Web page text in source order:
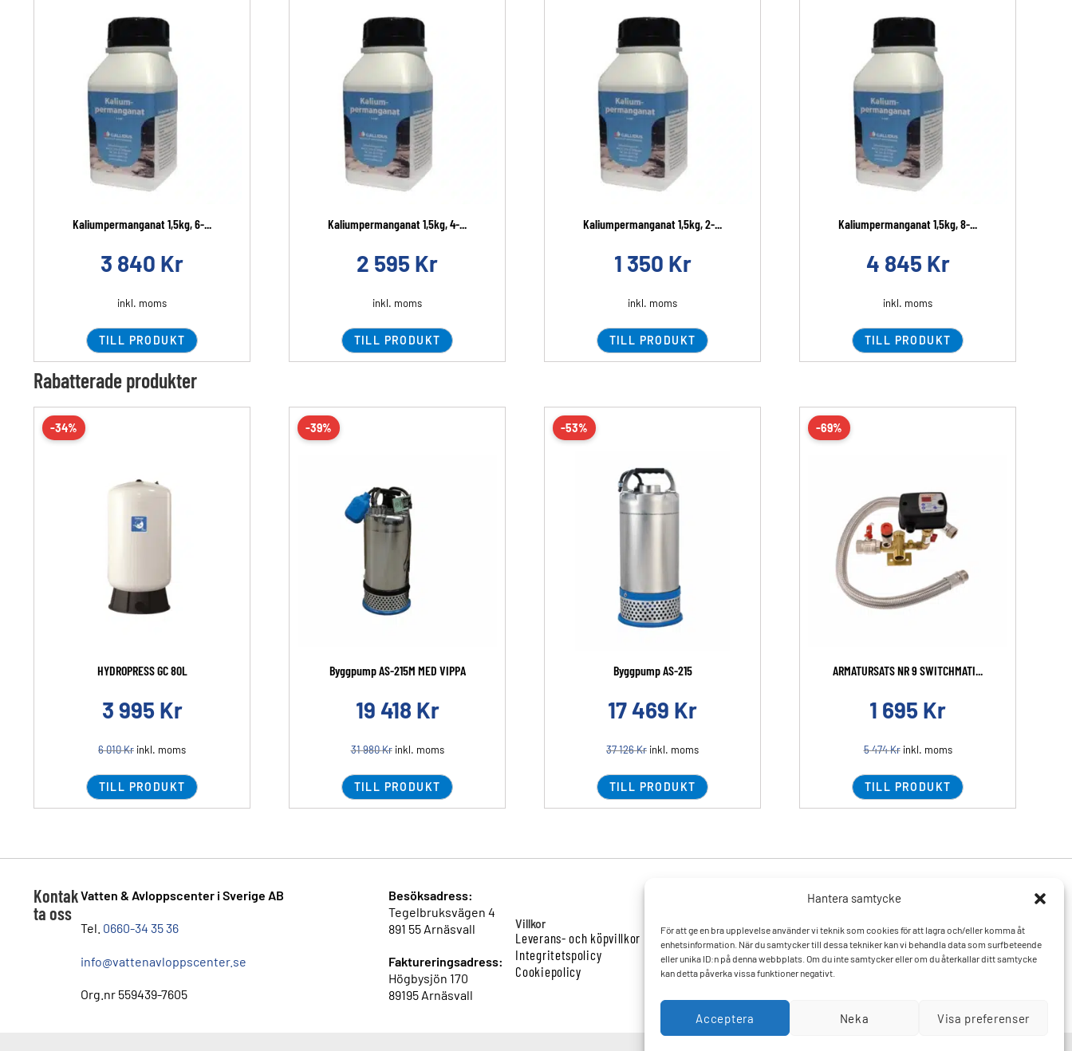
Hantera samtycke
För att ge en bra upplevelse använder vi teknik som cookies för att lagra och/eller komma åt
enhetsinformation. När du samtycker till dessa tekniker kan vi behandla data som surfbeteende
eller unika ID:n på denna webbplats. Om du inte samtycker eller om du återkallar ditt samtycke
kan detta påverka vissa funktioner negativt.
Acceptera Neka Visa preferenser
Kaliumpermanganat 1,5kg, 6-...
3 840 Kr
inkl. moms
TILL PRODUKT
Kaliumpermanganat 1,5kg, 4-...
2 595 Kr
inkl. moms
TILL PRODUKT
Kaliumpermanganat 1,5kg, 2-...
1 350 Kr
inkl. moms
TILL PRODUKT
Kaliumpermanganat 1,5kg, 8-...
4 845 Kr
inkl. moms
TILL PRODUKT
Rabatterade produkter
-34%
HYDROPRESS GC 80L
3 995 Kr
6 010Kr inkl. moms
TILL PRODUKT
-39%
Byggpump AS-215M MED VIPPA
19 418 Kr
31 980Krinkl. moms
TILL PRODUKT
-53%
Byggpump AS-215
17 469 Kr
37 126Kr inkl. moms
TILL PRODUKT
-69%
ARMATURSATS NR 9 SWITCHMATI...
1 695 Kr
5 474Krinkl. moms
TILL PRODUKT
Kontak
ta oss
Vatten & Avloppscenter i Sverige AB
Tel. 0660-34 35 36
info@vattenavloppscenter.se
Org.nr 559439-7605
Besöksadress:
Tegelbruksvägen 4
891 55 Arnäsvall
Faktureringsadress:
Högbysjön 170
89195 Arnäsvall
Villkor
Leverans- och köpvillkor
Integritetspolicy
Cookiepolicy
Varumärken
Mitt konto
Vanliga frågor och svar
Kontakta oss
Hitta till oss